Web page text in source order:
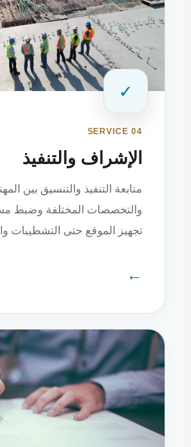
✓
SERVICE 04
الإشراف والتنفيذ
متابعة التنفيذ والتنسيق بين
والتخصصات المختلفة وضبط
تجهيز الموقع حتى التشطيبات
←